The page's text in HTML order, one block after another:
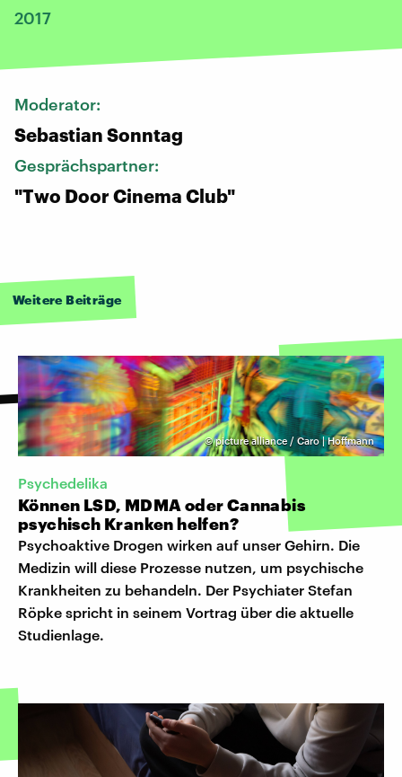
2017
Moderator:
Sebastian Sonntag
Gesprächspartner:
"Two Door Cinema Club"
Weitere Beiträge
©picture alliance / Caro | Hoffmann
Psychedelika
Können LSD, MDMA oder Cannabis
psychisch Kranken helfen?
Psychoaktive Drogen wirken auf unser Gehirn. Die
Medizin will diese Prozesse nutzen, um psychische
Krankheiten zu behandeln. Der Psychiater Stefan
Röpke spricht in seinem Vortrag über die aktuelle
Studienlage.